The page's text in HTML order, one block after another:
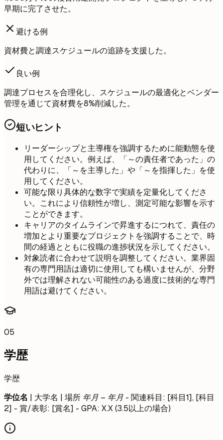
早期に完了させた。
避ける例
資材費と調達スケジュールの追跡を支援した。
良い例
調達プロセスを合理化し、スケジュールの最適化とベンダー
管理を通じて資材費を8%削減した。
短いヒント
リーダーシップと主導権を強調するために能動態を使
用してください。例えば、「～の責任者であった」の
代わりに、「～を主導した」や「～を指揮した」を使
用してください。
可能な限り具体的な数字で実績を定量化してくださ
い。これにより信頼性が増し、測定可能な影響を示す
ことができます。
キャリアのタイムラインで昇進するにつれて、責任の
増加とより重要なプロジェクトを強調することで、時
間の経過とともに役職の進捗状況を示してください。
対象読者に合わせて説明を調整してください。業界固
有の専門用語は適切に使用しても構いませんが、分野
外では理解されない可能性のある過度に技術的な専門
用語は避けてください。
05
学歴
学歴
学位名 | 大学名 | 場所 年月 – 年月 - 関連科目: [科目1], [科目
2] - 賞/表彰: [賞名] - GPA: X.X (3.5以上の場合)